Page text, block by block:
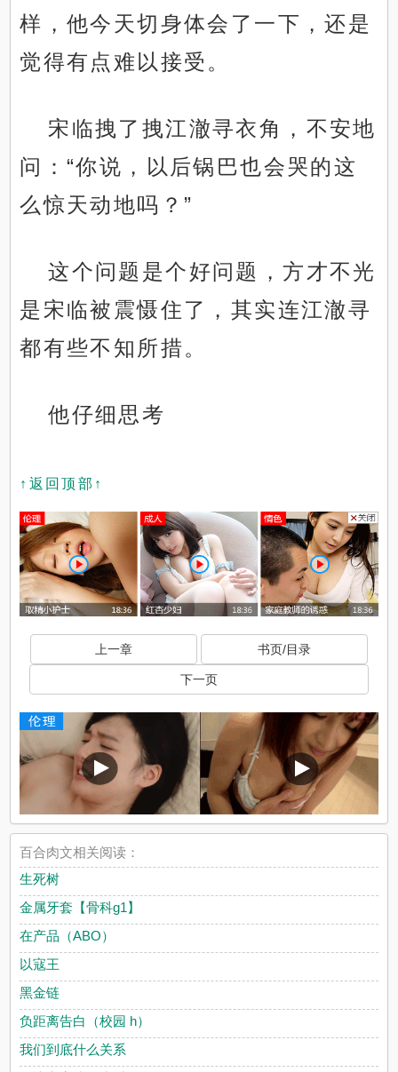
样，他今天切身体会了一下，还是
觉得有点难以接受。
宋临拽了拽江澈寻衣角，不安地
问：“你说，以后锅巴也会哭的这
么惊天动地吗？”
这个问题是个好问题，方才不光
是宋临被震慑住了，其实连江澈寻
都有些不知所措。
他仔细思考
↑返回顶部↑
上一章 书页/目录
下一页
百合肉文相关阅读：
生死树
金属牙套【骨科g1】
在产品（ABO）
以寇王
黑金链
负距离告白（校园 h）
我们到底什么关系